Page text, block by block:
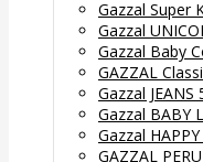
Gazzal Super
Gazzal
Gazzal Baby
GAZZAL
Gazzal
Gazzal BABY
Gazzal HAPPY
GAZZAL